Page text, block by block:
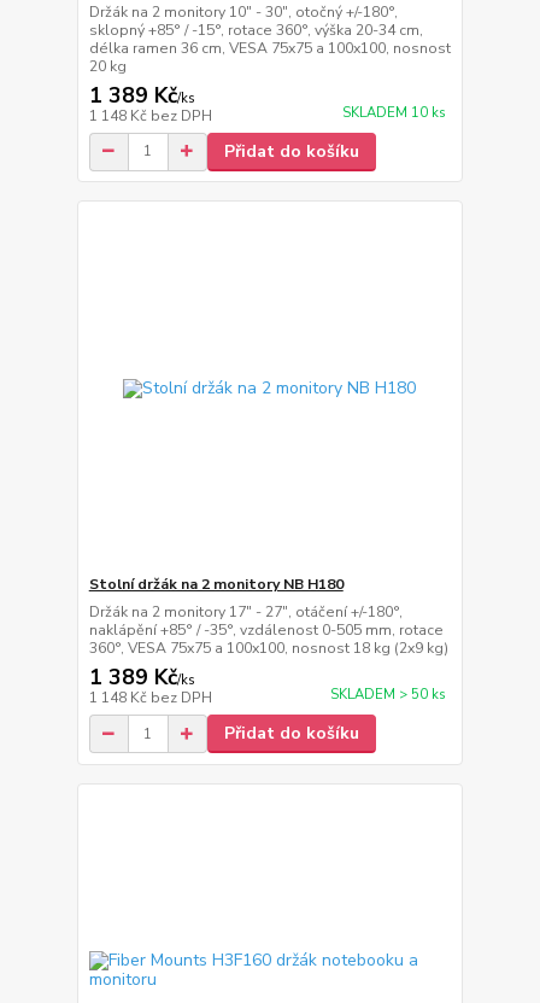
Držák na 2 monitory 10" - 30", otočný +/-180°,
sklopný +85° / -15°, rotace 360°, výška 20-34 cm,
délka ramen 36 cm, VESA 75x75 a 100x100, nosnost
20 kg
1 389 Kč/ks
1 148 Kč bez DPH SKLADEM 10 ks
Přidat do košíku
Stolní držák na 2 monitory NB H180
Držák na 2 monitory 17" - 27", otáčení +/-180°,
naklápění +85° / -35°, vzdálenost 0-505 mm, rotace
360°, VESA 75x75 a 100x100, nosnost 18 kg (2x9 kg)
1 389 Kč/ks
1 148 Kč bez DPH SKLADEM > 50 ks
Přidat do košíku